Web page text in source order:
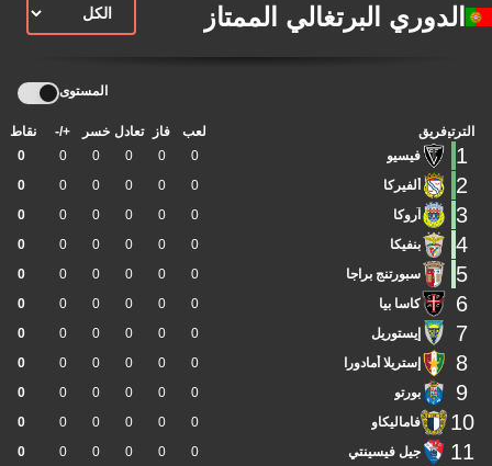
الدوري البرتغالي الممتاز
المستوى
الترتيبفريق لعب فاز تعادل خسر +/- نقاط
1 فيسيو 0
0
0
0
0
0
2 ألفيركا 0
0
0
0
0
0
3 آروكا 0
0
0
0
0
0
4 بنفيكا 0
0
0
0
0
0
5 سبورتنج براجا 0
0
0
0
0
0
6 كاسا بيا 0
0
0
0
0
0
7 إيستوريل 0
0
0
0
0
0
8 إستريلا أمادورا 0
0
0
0
0
0
9 بورتو 0
0
0
0
0
0
10 فاماليكاو 0
0
0
0
0
0
11 جيل فيسينتي 0
0
0
0
0
0